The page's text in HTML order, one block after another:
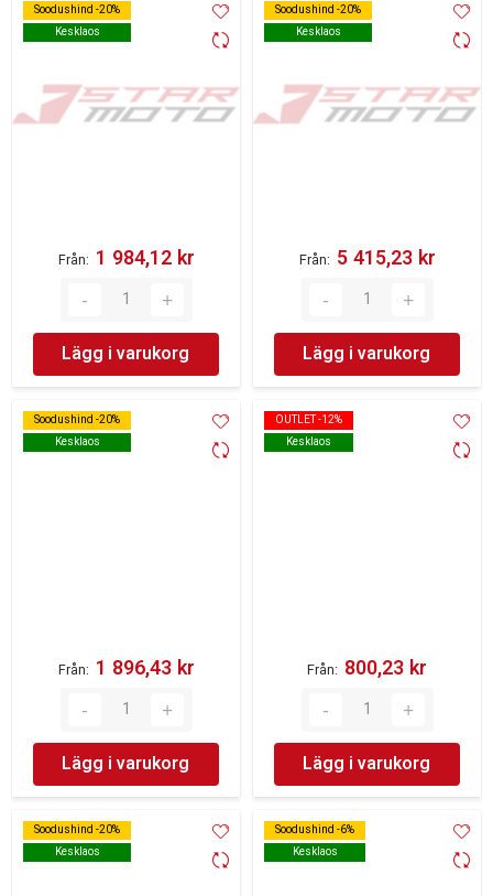
Soodushind -20%
Kesklaos
Soodushind -20%
Kesklaos
Från 1 984,12 kr‎
Lägg i varukorg
Soodushind -20%
Kesklaos
Soodushind -20%
Kesklaos
Från 5 415,23 kr‎
Lägg i varukorg
Soodushind -20%
Kesklaos
Soodushind -20%
Kesklaos
Från 1 896,43 kr‎
Lägg i varukorg
OUTLET -12%
Kesklaos
OUTLET -12%
Kesklaos
Från 800,23 kr‎
Lägg i varukorg
Soodushind -20%
Kesklaos
Soodushind -20%
Kesklaos
Soodushind -6%
Kesklaos
Soodushind -6%
Kesklaos